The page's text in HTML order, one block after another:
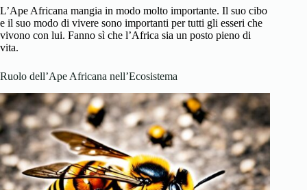
L’Ape Africana mangia in modo molto importante. Il suo cibo
e il suo modo di vivere sono importanti per tutti gli esseri che
vivono con lui. Fanno sì che l’Africa sia un posto pieno di
vita.
Ruolo dell’Ape Africana nell’Ecosistema